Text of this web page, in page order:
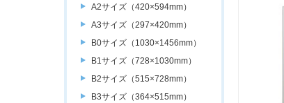
A2サイズ（420×594mm）
A3サイズ（297×420mm）
B0サイズ（1030×1456mm）
B1サイズ（728×1030mm）
B2サイズ（515×728mm）
B3サイズ（364×515mm）